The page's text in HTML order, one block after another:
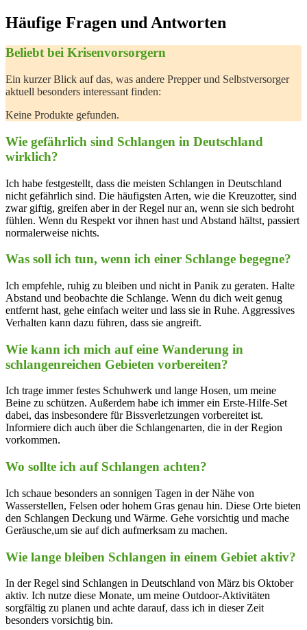
Häufige Fragen und Antworten
Beliebt bei Krisenvorsorgern
Ein ⁢kurzer Blick ​auf das, was andere Prepper und Selbstversorger
‌aktuell besonders interessant ⁤finden:
Keine Produkte gefunden.
Wie ​gefährlich sind Schlangen in Deutschland⁣
wirklich?
Ich⁢ habe festgestellt, ‍dass die meisten ⁣Schlangen in Deutschland
nicht gefährlich ‍sind. Die häufigsten ‍Arten,⁣ wie die ⁤Kreuzotter, sind
zwar giftig, greifen aber in der Regel nur ‌an, wenn sie sich bedroht
fühlen. Wenn du‍ Respekt vor ihnen hast und ‌Abstand ⁣hältst, passiert
normalerweise nichts.
Was soll⁣ ich tun, wenn ich einer Schlange begegne?
Ich empfehle, ruhig zu bleiben​ und nicht ‍in Panik zu ⁣geraten. Halte
Abstand und⁣ beobachte die Schlange. Wenn du‌ dich‌ weit genug
entfernt‌ hast, gehe einfach weiter und ‍lass sie in ⁤Ruhe. Aggressives
‌Verhalten kann dazu führen, dass sie angreift.
Wie kann ich ‍mich⁤ auf eine Wanderung in
schlangenreichen Gebieten vorbereiten?
Ich trage immer⁣ festes ⁢Schuhwerk und lange Hosen, um meine
Beine zu schützen. Außerdem habe ich immer ein‌ Erste-Hilfe-Set
dabei, das insbesondere ‌für Bissverletzungen vorbereitet ist.
Informiere dich auch über die Schlangenarten, die in der Region
vorkommen.
Wo sollte ich auf ‌Schlangen achten?
Ich schaue ​besonders ⁣an sonnigen Tagen in der Nähe von
Wasserstellen, Felsen oder hohem Gras genau hin. Diese Orte​ bieten
den Schlangen ​Deckung und Wärme. Gehe vorsichtig und mache
Geräusche,um sie auf dich aufmerksam zu machen.
Wie lange bleiben Schlangen in einem Gebiet aktiv?
In der Regel⁤ sind ‍Schlangen in ⁤Deutschland⁤ von März bis Oktober
aktiv. Ich ​nutze diese Monate, um meine ⁣Outdoor-Aktivitäten
sorgfältig zu⁢ planen und achte darauf, ⁤dass ich in dieser Zeit
besonders vorsichtig bin.